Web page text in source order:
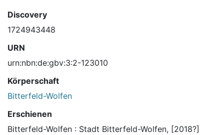
Discovery
1724943448
URN
urn:nbn:de:gbv:3:2-123010
Körperschaft
Bitterfeld-Wolfen
Erschienen
Bitterfeld-Wolfen : Stadt Bitterfeld-Wolfen, [2018?]